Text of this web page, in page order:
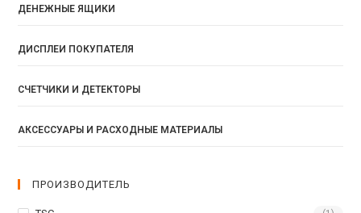
ДЕНЕЖНЫЕ ЯЩИКИ
ДИСПЛЕИ ПОКУПАТЕЛЯ
СЧЕТЧИКИ И ДЕТЕКТОРЫ
АКСЕССУАРЫ И РАСХОДНЫЕ МАТЕРИАЛЫ
ПРОИЗВОДИТЕЛЬ